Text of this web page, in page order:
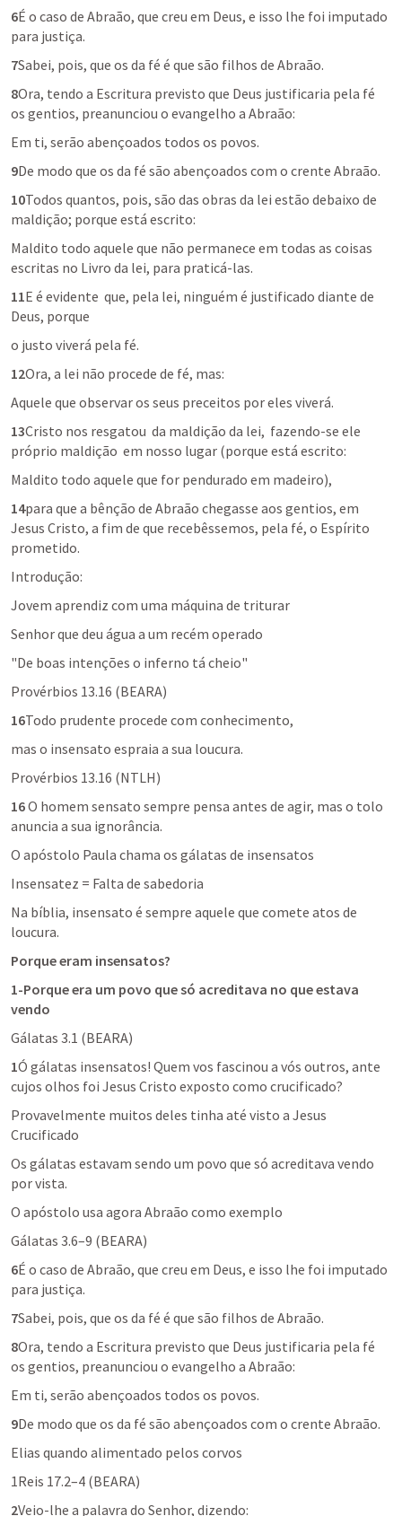
6É o caso de Abraão, que creu em Deus, e isso lhe foi imputado
para justiça.
7Sabei, pois, que os da fé é que são filhos de Abraão.
8Ora, tendo a Escritura previsto que Deus justificaria pela fé
os gentios, preanunciou o evangelho a Abraão:
Em ti, serão abençoados todos os povos.
9De modo que os da fé são abençoados com o crente Abraão.
10Todos quantos, pois, são das obras da lei estão debaixo de
maldição; porque está escrito:
Maldito todo aquele que não permanece em todas as coisas
escritas no Livro da lei, para praticá-las.
11E é evidente  que, pela lei, ninguém é justificado diante de
Deus, porque
o justo viverá pela fé.
12Ora, a lei não procede de fé, mas:
Aquele que observar os seus preceitos por eles viverá.
13Cristo nos resgatou  da maldição da lei,  fazendo-se ele
próprio maldição  em nosso lugar (porque está escrito:
Maldito todo aquele que for pendurado em madeiro),
14para que a bênção de Abraão chegasse aos gentios, em
Jesus Cristo, a fim de que recebêssemos, pela fé, o Espírito
prometido.
Introdução:
Jovem aprendiz com uma máquina de triturar
Senhor que deu água a um recém operado
"De boas intenções o inferno tá cheio"
Provérbios 13.16 (BEARA)
16Todo prudente procede com conhecimento,
mas o insensato espraia a sua loucura.
Provérbios 13.16 (NTLH)
16 O homem sensato sempre pensa antes de agir, mas o tolo
anuncia a sua ignorância.
O apóstolo Paula chama os gálatas de insensatos
Insensatez = Falta de sabedoria
Na bíblia, insensato é sempre aquele que comete atos de
loucura.
Porque eram insensatos?
1-Porque era um povo que só acreditava no que estava
vendo
Gálatas 3.1 (BEARA)
1Ó gálatas insensatos! Quem vos fascinou a vós outros, ante
cujos olhos foi Jesus Cristo exposto como crucificado?
Provavelmente muitos deles tinha até visto a Jesus
Crucificado
Os gálatas estavam sendo um povo que só acreditava vendo
por vista.
O apóstolo usa agora Abraão como exemplo
Gálatas 3.6–9 (BEARA)
6É o caso de Abraão, que creu em Deus, e isso lhe foi imputado
para justiça.
7Sabei, pois, que os da fé é que são filhos de Abraão.
8Ora, tendo a Escritura previsto que Deus justificaria pela fé
os gentios, preanunciou o evangelho a Abraão:
Em ti, serão abençoados todos os povos.
9De modo que os da fé são abençoados com o crente Abraão.
Elias quando alimentado pelos corvos
1Reis 17.2–4 (BEARA)
2Veio-lhe a palavra do Senhor, dizendo: